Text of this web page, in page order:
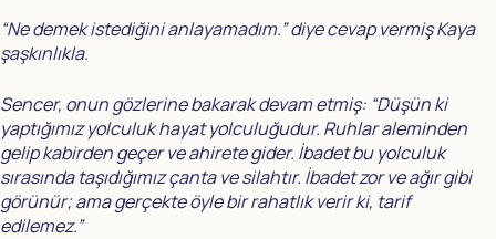
“Ne demek istediğini anlayamadım.” diye cevap vermiş Kaya
şaşkınlıkla.
Sencer, onun gözlerine bakarak devam etmiş: “Düşün ki
yaptığımız yolculuk hayat yolculuğudur. Ruhlar aleminden
gelip kabirden geçer ve ahirete gider. İbadet bu yolculuk
sırasında taşıdığımız çanta ve silahtır. İbadet zor ve ağır gibi
görünür; ama gerçekte öyle bir rahatlık verir ki, tarif
edilemez.”